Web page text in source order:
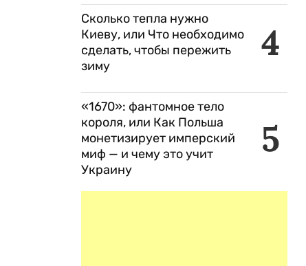
4
Сколько тепла нужно
Киеву, или Что необходимо
сделать, чтобы пережить
зиму
5
«1670»: фантомное тело
короля, или Как Польша
монетизирует имперский
миф — и чему это учит
Украину